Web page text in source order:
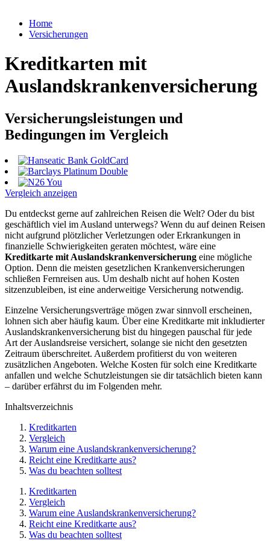
Home
Versicherungen
Kreditkarten mit
Auslandskrankenversicherung
Versicherungsleistungen und
Bedingungen im Vergleich
Vergleich anzeigen
Du entdeckst gerne auf zahlreichen Reisen die Welt? Oder du bist
geschäftlich viel im Ausland unterwegs? Wenn du auf deinen Reisen
nicht aufgrund plötzlicher Verletzungen oder Erkrankungen in
finanzielle Schwierigkeiten geraten möchtest, wäre eine
Kreditkarte mit Auslandskrankenversicherung eine mögliche
Option. Denn die meisten gesetzlichen Krankenversicherungen
schließen Fernreisen aus. Um deshalb nicht auf hohen Kosten
sitzenzubleiben, ist eine anderweitige Versicherung notwendig.
Einzelne Versicherungsverträge mögen zwar sinnvoll erscheinen,
lohnen sich aber häufig kaum. Über eine Kreditkarte mit inkludierter
Auslandskrankenversicherung bist du hingegen pauschal für jede
Art der Auslandsreise versichert, solange sie nicht den gesetzten
Zeitraum überschreitet. Außerdem profitierst du von weiteren
zusätzlichen Angeboten. Welche Kosten für solch eine Kreditkarte
anfallen und welche Schutzleistungen sie dir tatsächlich bieten kann
– darüber erfährst du im Folgenden mehr.
Inhaltsverzeichnis
Kreditkarten
Vergleich
Warum eine Auslandskrankenversicherung?
Reicht eine Kreditkarte aus?
Was du beachten solltest
Kreditkarten
Vergleich
Warum eine Auslandskrankenversicherung?
Reicht eine Kreditkarte aus?
Was du beachten solltest